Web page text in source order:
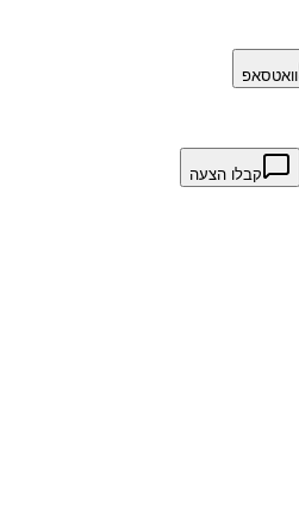
וואטסאפ
קבלו הצעה